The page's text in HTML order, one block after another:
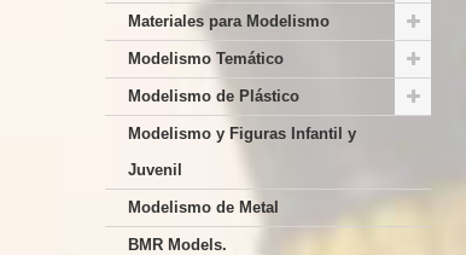
Materiales para Modelismo
Modelismo Temático
Modelismo de Plástico
Modelismo y Figuras Infantil y
Juvenil
Modelismo de Metal
BMR Models.